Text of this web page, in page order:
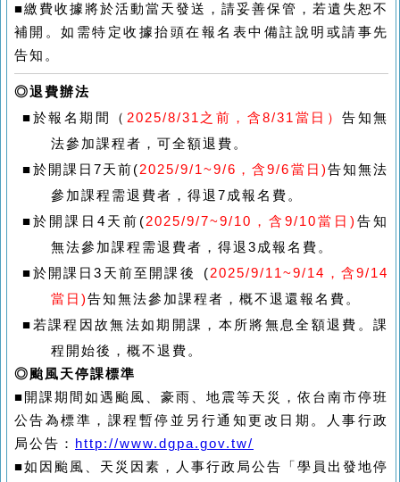
■繳費收據將於活動當天發送，請妥善保管，若遺失恕不
補開。如需特定收據抬頭在報名表中備註說明或請事先
告知 。
◎退費辦法
■於報名期間（ 2025/8/31之前，含8/31當日）告知無
法參加課程者，可全額退費。
■於開課日 7天前(2025/9/1~9/6 ，含9/6當日 )告知無法
參加課程需退費者，得退7成報名費。
■於開課日4 天前 (2025/9/7~9/10 ，含9/10當日) 告知
無法參加課程需退費者，得退3成報名費。
■於開課日3 天前至開課後 (2025/9/11~9/14 ，含9/14
當日)告知無法參加課程者，概不退還報名費。
■若課程因故無法如期開課，本所將無息全額退費。課
程開始後，概不退費。
◎颱風天停課標準
■ 開課期間如遇颱風、豪雨、地震等天災，依台南市停班
公告為標準，課程暫停並另行通知更改日期。人事行政
局公告：
http://www.dgpa.gov.tw/
■如因颱風、天災因素，人事行政局公告「學員出發地停